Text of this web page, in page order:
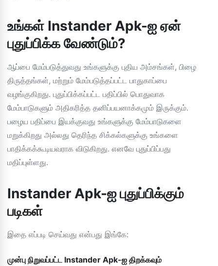
உங்கள் Instander Apk-ஐ ஏன்
புதுப்பிக்க வேண்டும்?
ஆப்பை மேம்படுத்துவது உங்களுக்கு புதிய அம்சங்கள், பிழை
திருத்தங்கள், மற்றும் மேம்படுத்தப்பட்ட பாதுகாப்பை
வழங்குகிறது. புதுப்பிக்கப்பட்ட பதிப்பில் பொதுவாக
மேம்பாடுகளும் அதிகரித்த தனிப்பயனாக்கமும் இருக்கும்.
பழைய பதிப்பை இயக்குவது உங்களுக்கு மேம்பாடுகளை
மறுக்கிறது அல்லது தெரிந்த சிக்கல்களுக்கு உங்களை
பாதிக்கக்கூடியவராக விடுகிறது. எனவே புதுப்பிப்பது
மதிப்புள்ளது.
Instander Apk-ஐ புதுப்பிக்கும்
படிகள்
இதை எப்படி செய்வது என்பது இங்கே:
முன்பு நிறுவப்பட்ட Instander Apk-ஐ திறக்கவும்